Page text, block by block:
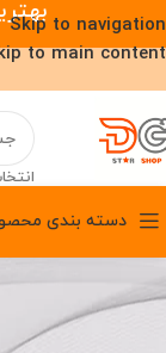
Skip to navigation
to main content
دسته بندی